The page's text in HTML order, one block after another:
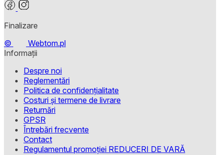
Finalizare
©
Webtom.pl
Informații
Despre noi
Reglementări
Politica de confidențialitate
Costuri și termene de livrare
Returnări
GPSR
Întrebări frecvente
Contact
Regulamentul promoției REDUCERI DE VARĂ